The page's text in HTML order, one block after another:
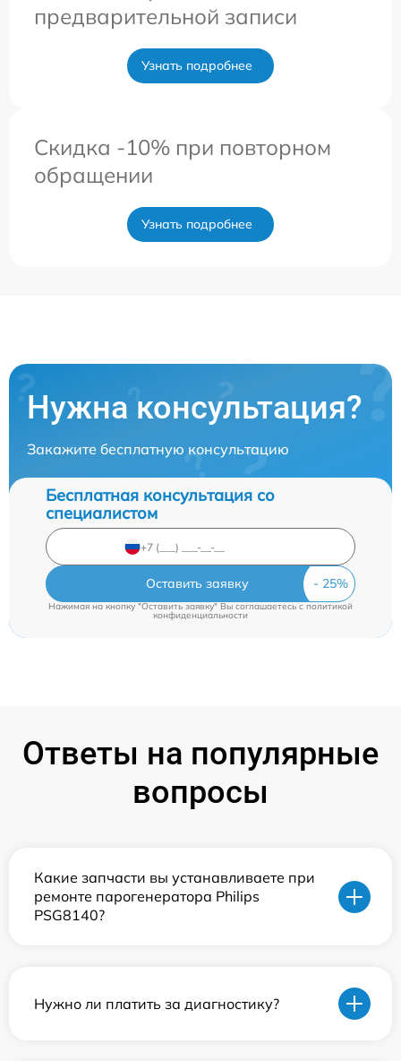
предварительной записи
Узнать подробнее
Скидка -10% при повторном
обращении
Узнать подробнее
Нужна консультация?
Закажите бесплатную консультацию
Бесплатная консультация со
специалистом
Оставить заявку
Нажимая на кнопку "Оставить заявку" Вы соглашаетесь c политикой
конфиденциальности
Ответы на популярные
вопросы
Какие запчасти вы устанавливаете при
ремонте парогенератора Philips
PSG8140?
Нужно ли платить за диагностику?